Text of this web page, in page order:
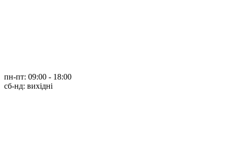
пн-пт: 09:00 - 18:00
cб-нд: вихідні